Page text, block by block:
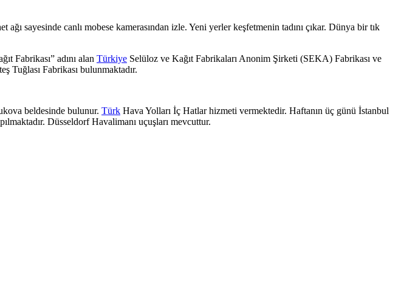
sayesinde canlı mobese kamerasından izle. Yeni yerler keşfetmenin tadını çıkar. Dünya bir tık
Fabrikası” adını alan Türkiye Selüloz ve Kağıt Fabrikaları Anonim Şirketi (SEKA) Fabrikası ve
Tuğlası Fabrikası bulunmaktadır.
beldesinde bulunur. Türk Hava Yolları İç Hatlar hizmeti vermektedir. Haftanın üç günü İstanbul
Düsseldorf Havalimanı uçuşları mevcuttur.